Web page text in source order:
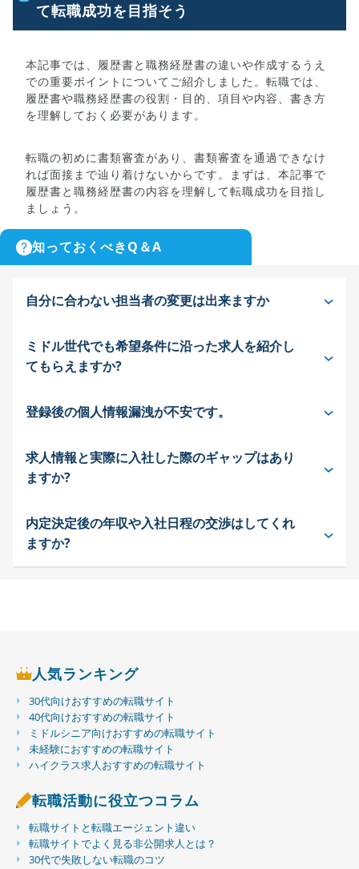
て転職成功を目指そう
本記事では、履歴書と職務経歴書の違いや作成するうえ
での重要ポイントについてご紹介しました。転職では、
履歴書や職務経歴書の役割・目的、項目や内容、書き方
を理解しておく必要があります。
転職の初めに書類審査があり、書類審査を通過できなけ
れば面接まで辿り着けないからです。まずは、本記事で
履歴書と職務経歴書の内容を理解して転職成功を目指し
ましょう。
知っておくべきQ＆A
自分に合わない担当者の変更は出来ますか
ミドル世代でも希望条件に沿った求人を紹介し
てもらえますか?
登録後の個人情報漏洩が不安です。
求人情報と実際に入社した際のギャップはあり
ますか?
内定決定後の年収や入社日程の交渉はしてくれ
ますか?
人気ランキング
30代向けおすすめの転職サイト
40代向けおすすめの転職サイト
ミドルシニア向けおすすめの転職サイト
未経験におすすめの転職サイト
ハイクラス求人おすすめの転職サイト
転職活動に役立つコラム
転職サイトと転職エージェント違い
転職サイトでよく見る非公開求人とは？
30代で失敗しない転職のコツ